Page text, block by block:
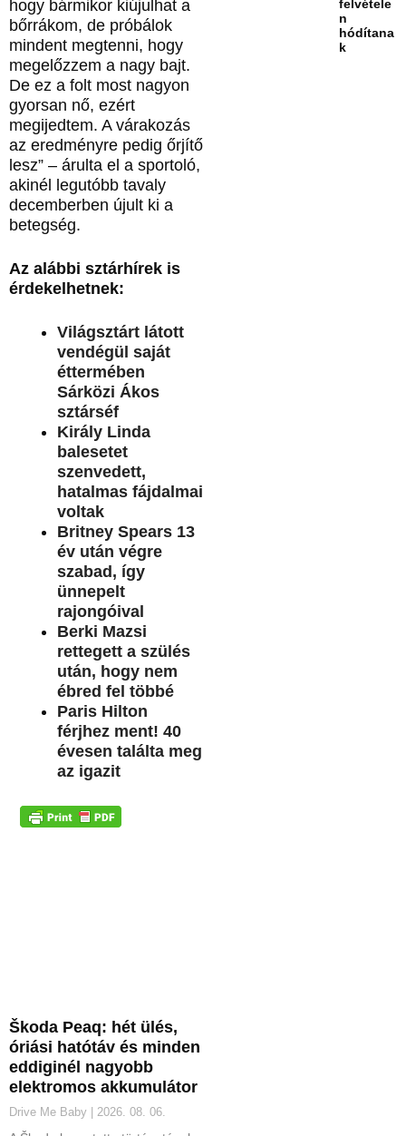
hogy bármikor kiújulhat a
bőrrákom, de próbálok
mindent megtenni, hogy
megelőzzem a nagy bajt.
De ez a folt most nagyon
gyorsan nő, ezért
megijedtem. A várakozás
az eredményre pedig őrjítő
lesz” – árulta el a sportoló,
akinél legutóbb tavaly
decemberben újult ki a
betegség.
Az alábbi sztárhírek is
érdekelhetnek:
Világsztárt látott
vendégül saját
éttermében
Sárközi Ákos
sztárséf
Király Linda
balesetet
szenvedett,
hatalmas fájdalmai
voltak
Britney Spears 13
év után végre
szabad, így
ünnepelt
rajongóival
Berki Mazsi
rettegett a szülés
után, hogy nem
ébred fel többé
Paris Hilton
férjhez ment! 40
évesen találta meg
az igazit
Škoda Peaq: hét ülés,
óriási hatótáv és minden
eddiginél nagyobb
elektromos akkumulátor
Drive Me Baby 2026. 08. 06.
felvétele
n
hódítana
k